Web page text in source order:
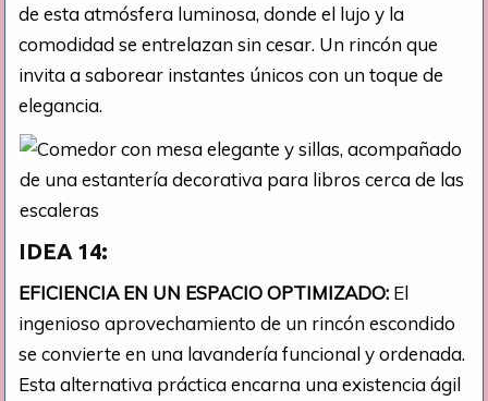
de esta atmósfera luminosa, donde el lujo y la
comodidad se entrelazan sin cesar. Un rincón que
invita a saborear instantes únicos con un toque de
elegancia.
IDEA 14:
EFICIENCIA EN UN ESPACIO OPTIMIZADO: El
ingenioso aprovechamiento de un rincón escondido
se convierte en una lavandería funcional y ordenada.
Esta alternativa práctica encarna una existencia ágil